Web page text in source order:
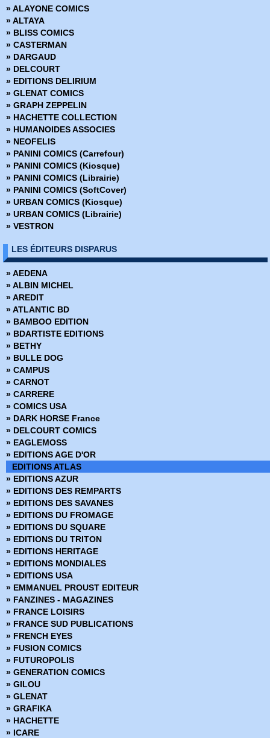
› Star Wars - 24
› Star Wars - 25
› Star Wars - 26
› Star Wars - 27
Star Wars - 28
› Star Wars - 29
› Star Wars - 30
› Star Wars - 31
› Star Wars - 32
› Star Wars - 33
› Star Wars - 34
› Star Wars - 35
› Star Wars - 36
› Star Wars - 37
› Star Wars - 38
› Star Wars - 39
› Star Wars - 40
› Star Wars - 41
› Star Wars - 42
› Star Wars - 44
› Star Wars - 45
› Star Wars - 46
› Star Wars - 47
› Star Wars - 48
› Star Wars - 49
› Star Wars - 50
› Star Wars - 51
› Star Wars - 52
› Star Wars - 53
› Star Wars - 54
› Star Wars - 55
› Star Wars - 56
› Star Wars - 57
› Star Wars - 58
› Star Wars - 59
› Star Wars - 60
› Star Wars - 61
› Star Wars - 62
› Star Wars - 63
› Star Wars - 64
› Star Wars - 65
› Star Wars - 66
› Star Wars - 67
› Star Wars - 68
› Star Wars - 69
› Star Wars - 70
› Star Wars - 71
› Star Wars - 72
› Star Wars - 73
› Star Wars - 74
› Star Wars - 75
› Star Wars - 76
› Star Wars - 77
› Star Wars - 78
› Star Wars - 79
› Star Wars - 80
» ALAYONE COMICS
» ALTAYA
» BLISS COMICS
» CASTERMAN
» DARGAUD
» DELCOURT
» EDITIONS DELIRIUM
» GLENAT COMICS
» GRAPH ZEPPELIN
» HACHETTE COLLECTION
» HUMANOIDES ASSOCIES
» NEOFELIS
» PANINI COMICS (Carrefour)
» PANINI COMICS (Kiosque)
» PANINI COMICS (Librairie)
» PANINI COMICS (SoftCover)
» URBAN COMICS (Kiosque)
» URBAN COMICS (Librairie)
» VESTRON
LES ÉDITEURS DISPARUS
» AEDENA
» ALBIN MICHEL
» AREDIT
» ATLANTIC BD
» BAMBOO EDITION
» BDARTISTE EDITIONS
» BETHY
» BULLE DOG
» CAMPUS
» CARNOT
» CARRERE
» COMICS USA
» DARK HORSE France
» DELCOURT COMICS
» EAGLEMOSS
» EDITIONS AGE D'OR
EDITIONS ATLAS
» EDITIONS AZUR
» EDITIONS DES REMPARTS
» EDITIONS DES SAVANES
» EDITIONS DU FROMAGE
» EDITIONS DU SQUARE
» EDITIONS DU TRITON
» EDITIONS HERITAGE
» EDITIONS MONDIALES
» EDITIONS USA
» EMMANUEL PROUST EDITEUR
» FANZINES - MAGAZINES
» FRANCE LOISIRS
» FRANCE SUD PUBLICATIONS
» FRENCH EYES
» FUSION COMICS
» FUTUROPOLIS
» GENERATION COMICS
» GILOU
» GLENAT
» GRAFIKA
» HACHETTE
» ICARE